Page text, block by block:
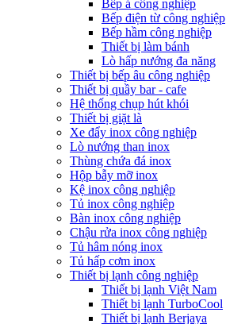
Bếp á công nghiệp
Bếp điện từ công nghiệp
Bếp hầm công nghiệp
Thiết bị làm bánh
Lò hấp nướng đa năng
Thiết bị bếp âu công nghiệp
Thiết bị quầy bar - cafe
Hệ thống chụp hút khói
Thiết bị giặt là
Xe đẩy inox công nghiệp
Lò nướng than inox
Thùng chứa đá inox
Hộp bẫy mỡ inox
Kệ inox công nghiệp
Tủ inox công nghiệp
Bàn inox công nghiệp
Chậu rửa inox công nghiệp
Tủ hâm nóng inox
Tủ hấp cơm inox
Thiết bị lạnh công nghiệp
Thiết bị lạnh Việt Nam
Thiết bị lạnh TurboCool
Thiết bị lạnh Berjaya